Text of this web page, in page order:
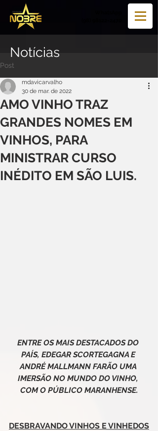
Post
AMO VINHO TRAZ
GRANDES NOMES EM
VINHOS, PARA
MINISTRAR CURSO
INÉDITO EM SÃO LUIS.
mdavicarvalho
30 de mar. de 2022
ENTRE OS MAIS DESTACADOS DO
PAÍS, EDEGAR SCORTEGAGNA E
ANDRÉ MALLMANN FARÃO UMA
IMERSÃO NO MUNDO DO VINHO,
COM O PÚBLICO MARANHENSE.
DESBRAVANDO VINHOS E VINHEDOS
Notícias